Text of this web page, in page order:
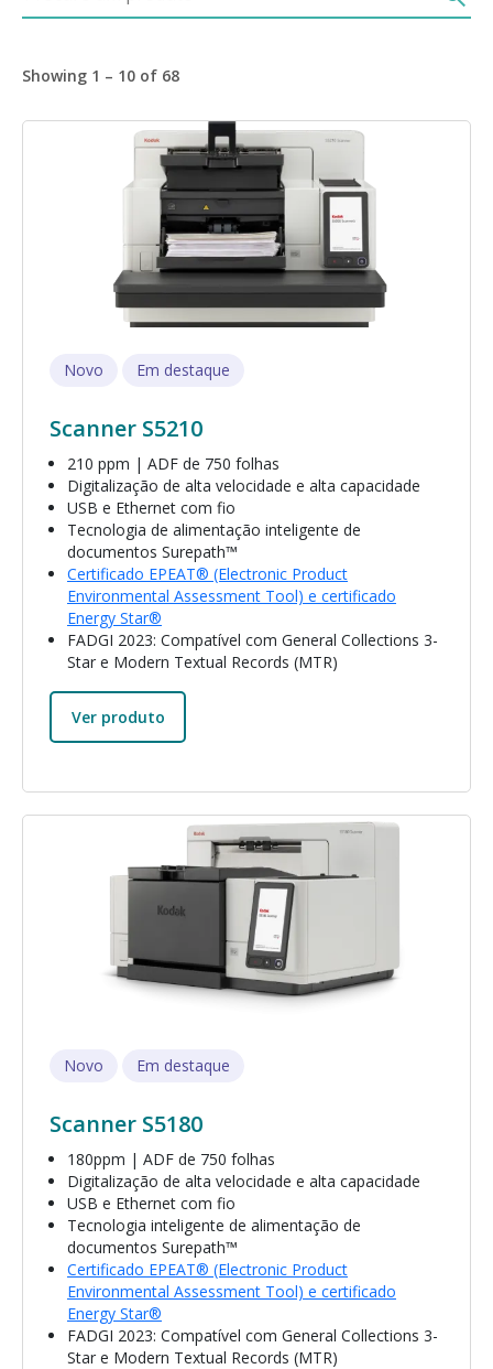
Showing 1 – 10 of 68
Imagem
Novo Em destaque
Scanner S5210
210 ppm | ADF de 750 folhas
Digitalização de alta velocidade e alta capacidade
USB e Ethernet com fio
Tecnologia de alimentação inteligente de
documentos Surepath™
Certificado EPEAT® (Electronic Product
Environmental Assessment Tool) e certificado
Energy Star®
FADGI 2023: Compatível com General Collections 3-
Star e Modern Textual Records (MTR)
Ver produto
Novo Em destaque
Scanner S5180
180ppm | ADF de 750 folhas
Digitalização de alta velocidade e alta capacidade
USB e Ethernet com fio
Tecnologia inteligente de alimentação de
documentos Surepath™
Certificado EPEAT® (Electronic Product
Environmental Assessment Tool) e certificado
Energy Star®
FADGI 2023: Compatível com General Collections 3-
Star e Modern Textual Records (MTR)